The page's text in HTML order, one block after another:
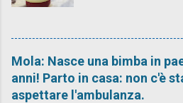
Mola: Nasce una bimba in
anni! Parto in casa: non c'è
aspettare l'ambulanza.